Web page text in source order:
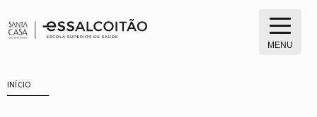
para
MENU
INÍCIO